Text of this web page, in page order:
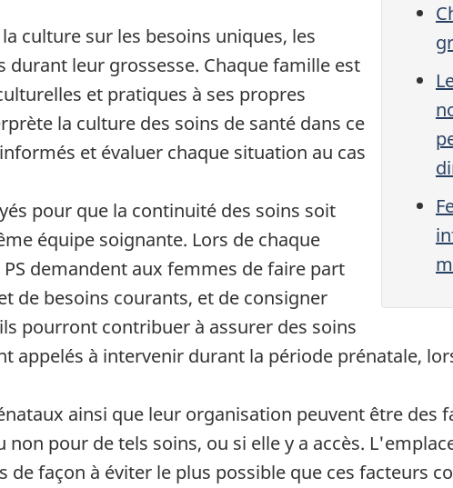
culture sur les besoins uniques, les
leur grossesse. Chaque famille est
et pratiques à ses propres
la culture des soins de santé dans ce
et évaluer chaque situation au cas
pour que la continuité des soins soit
équipe soignante. Lors de chaque
demandent aux femmes de faire part
de besoins courants, et de consigner
pourront contribuer à assurer des soins
appelés à intervenir durant la période prénatale,
ainsi que leur organisation peuvent être des
pour de tels soins, ou si elle y a accès.
de façon à éviter le plus possible que ces facteurs